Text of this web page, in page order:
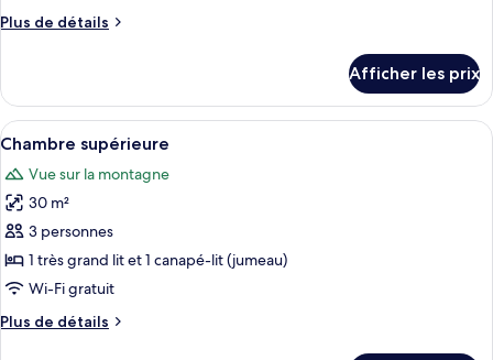
chambre :
Plus de détails
Plus
Suite
Deluxe
Afficher les prix
Afficher
toutes
les
photos
pour
ce
type
chambre :
Une chambre d’hôtel avec un
5
Chambre supérieure
Vue sur la montagne
30 m²
3 personnes
1 très grand lit et 1 canapé-lit (jumeau)
Wi-Fi gratuit
Plus de détails
Plus